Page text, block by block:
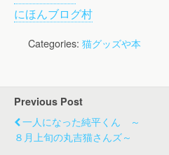
にほんブログ村
Categories: 猫グッズや本
Previous Post
一人になった純平くん ～
８月上旬の丸吉猫さんズ～